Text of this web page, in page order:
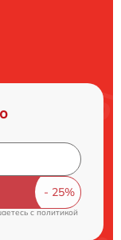
cполитикой